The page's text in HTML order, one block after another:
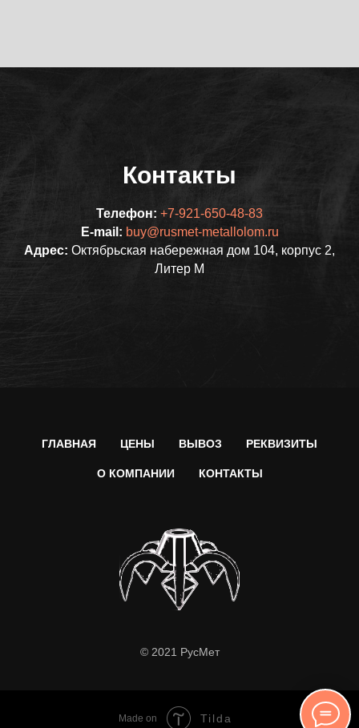
Контакты
Телефон: +7-921-650-48-83
E-mail: buy@rusmet-metallolom.ru
Адрес: Октябрьская набережная дом 104, корпус 2,
Литер М
ГЛАВНАЯ ЦЕНЫ ВЫВОЗ РЕКВИЗИТЫ
О КОМПАНИИ КОНТАКТЫ
© 2021 РусМет
Made on Tilda